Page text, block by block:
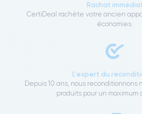
Rachat
CertiDeal rachète votre ancien
économies.
L'expert du
Depuis 10 ans, nous reconditionnons
produits pour un maximum